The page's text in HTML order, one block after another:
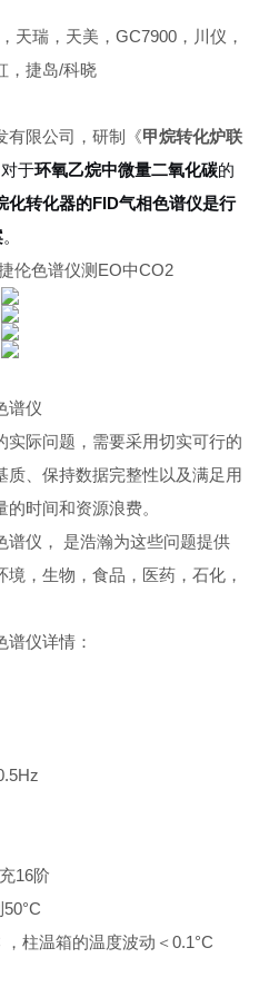
天瑞，天美，GC7900，川仪，
，捷岛/科晓
有限公司，研制《甲烷转化炉联
对于环氧乙烷中微量二氧化碳的
化转化器的FID气相色谱仪是行
。
谱仪
实际问题，需要采用切实可行的
、保持数据完整性以及满足用
时间和资源浪费。
谱仪， 是浩瀚为这些问题提供
，生物，食品，医药，石化，
谱仪详情：
16阶
柱温箱的温度波动＜0.1°C